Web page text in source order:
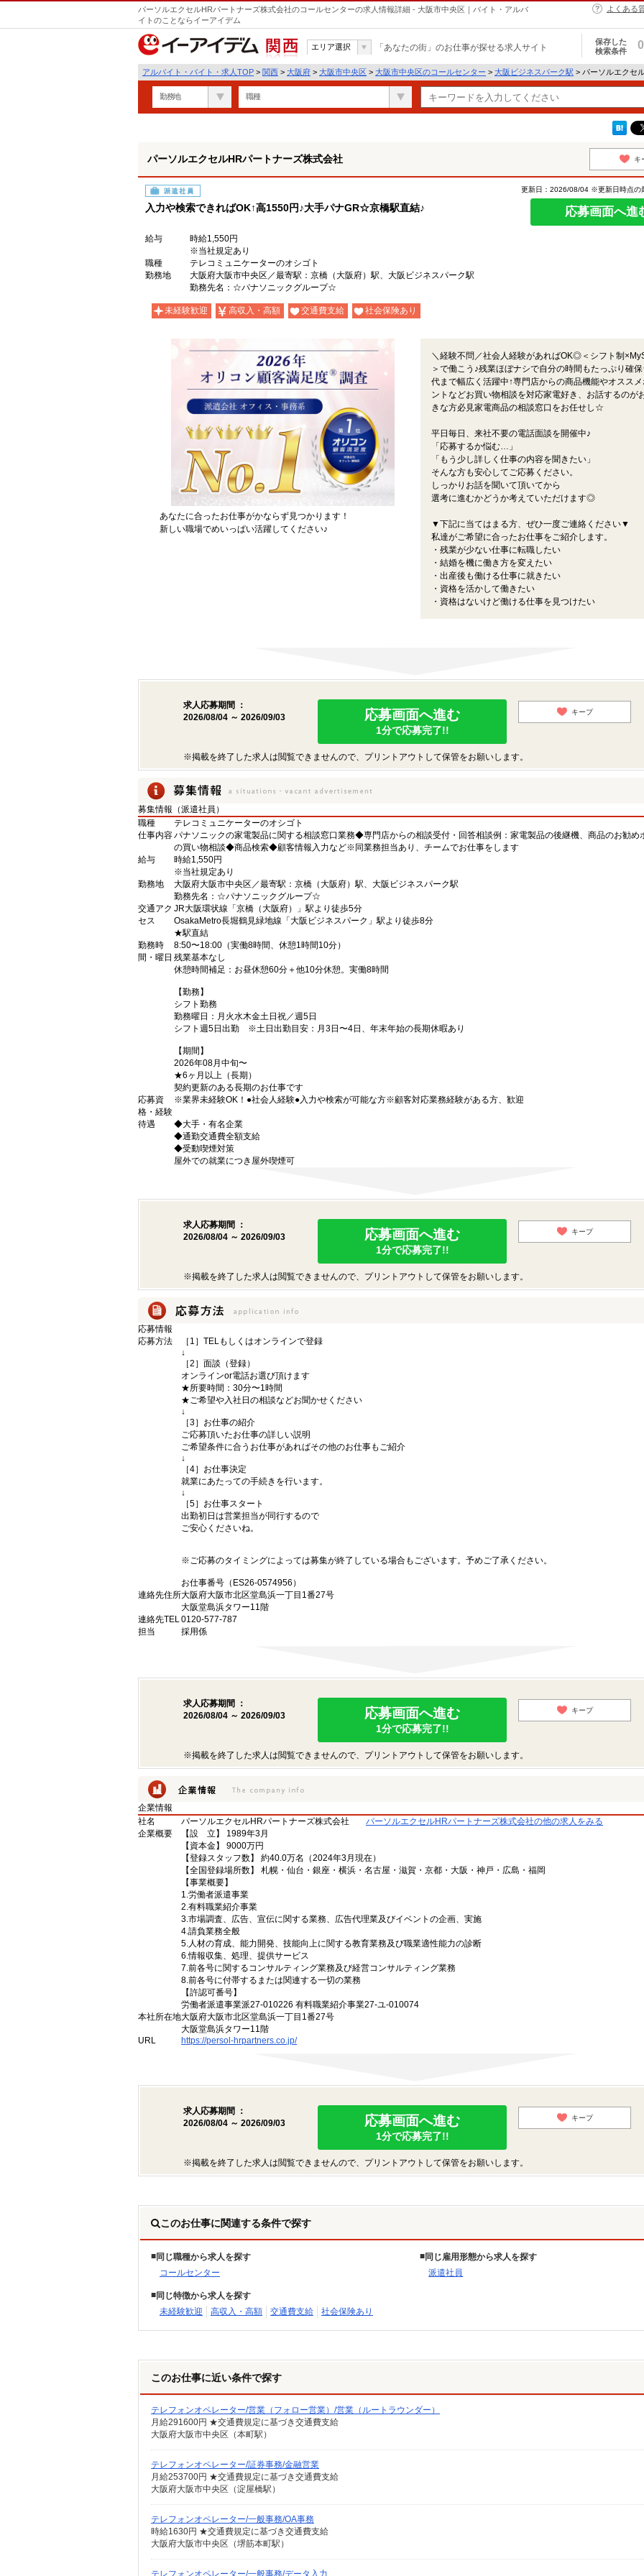
パーソルエクセルHRパートナーズ株式会社のコールセンターの求人情報詳細 - 大阪市中央区｜バイト・アルバ
イトのことならイーアイデム
よくある
関西
エリア選択 「あなたの街」のお仕事が探せる求人サイト
保存した
検索条件
0
アルバイト・バイト・求人TOP > 関西 > 大阪府 > 大阪市中央区 > 大阪市中央区のコールセンター > 大阪ビジネスパーク駅 > パーソルエクセ
勤務地 職種
パーソルエクセルHRパートナーズ株式会社 キ
派遣社員
入力や検索できればOK↑高1550円♪大手パナGR☆京橋駅直結♪
更新日：2026/08/04 ※更新日時点の
応募画面へ進
給与
時給1,550円
※当社規定あり
職種
テレコミュニケーターのオシゴト
勤務地
大阪府大阪市中央区／最寄駅：京橋（大阪府）駅、大阪ビジネスパーク駅
勤務先名：☆パナソニックグループ☆
未経験歓迎 高収入・高額 交通費支給 社会保険あり
あなたに合ったお仕事がかならず見つかります！
新しい職場でめいっぱい活躍してください♪
＼経験不問／社会人経験があればOK◎＜シフト制
＞で働こう♪残業ほぼナシで自分の時間もたっぷり確
代まで幅広く活躍中↑専門店からの商品機能やオススメ
ントなどお買い物相談を対応家電好き、お話するのが
きな方必見家電商品の相談窓口をお任せし☆
平日毎日、来社不要の電話面談を開催中♪
「応募するか悩む…」
「もう少し詳しく仕事の内容を聞きたい」
そんな方も安心してご応募ください。
しっかりお話を聞いて頂いてから
選考に進むかどうか考えていただけます◎
▼下記に当てはまる方、ぜひ一度ご連絡ください▼
私達がご希望に合ったお仕事をご紹介します。
・残業が少ない仕事に転職したい
・結婚を機に働き方を変えたい
・出産後も働ける仕事に就きたい
・資格を活かして働きたい
・資格はないけど働ける仕事を見つけたい
求人応募期間 ：
2026/08/04 ～ 2026/09/03
応募画面へ進む
1分で応募完了!!
キープ
※掲載を終了した求人は閲覧できませんので、プリントアウトして保管をお願いします。
募集情報（派遣社員）
職種
テレコミュニケーターのオシゴト
仕事内容パナソニックの家電製品に関する相談窓口業務◆専門店からの相談受付・回答相談例：家電製品の後継機、商品のお勧め
の買い物相談◆商品検索◆顧客情報入力など※同業務担当あり、チームでお仕事をします
給与
時給1,550円
※当社規定あり
勤務地
大阪府大阪市中央区／最寄駅：京橋（大阪府）駅、大阪ビジネスパーク駅
勤務先名：☆パナソニックグループ☆
交通アク
セス
JR大阪環状線「京橋（大阪府）」駅より徒歩5分
OsakaMetro長堀鶴見緑地線「大阪ビジネスパーク」駅より徒歩8分
★駅直結
勤務時
間・曜日
8:50〜18:00（実働8時間、休憩1時間10分）
残業基本なし
休憩時間補足：お昼休憩60分＋他10分休憩。実働8時間
【勤務】
シフト勤務
勤務曜日：月火水木金土日祝／週5日
シフト週5日出勤 ※土日出勤目安：月3日〜4日、年末年始の長期休暇あり
【期間】
2026年08月中旬〜
★6ヶ月以上（長期）
契約更新のある長期のお仕事です
応募資
格・経験
※業界未経験OK！●社会人経験●入力や検索が可能な方※顧客対応業務経験がある方、歓迎
待遇
◆大手・有名企業
◆通勤交通費全額支給
◆受動喫煙対策
屋外での就業につき屋外喫煙可
求人応募期間 ：
2026/08/04 ～ 2026/09/03
応募画面へ進む
1分で応募完了!!
キープ
※掲載を終了した求人は閲覧できませんので、プリントアウトして保管をお願いします。
応募情報
応募方法
［1］TELもしくはオンラインで登録
↓
［2］面談（登録）
オンラインor電話お選び頂けます
★所要時間：30分〜1時間
★ご希望や入社日の相談などお聞かせください
↓
［3］お仕事の紹介
ご応募頂いたお仕事の詳しい説明
ご希望条件に合うお仕事があればその他のお仕事もご紹介
↓
［4］お仕事決定
就業にあたっての手続きを行います。
↓
［5］お仕事スタート
出勤初日は営業担当が同行するので
ご安心くださいね。
※ご応募のタイミングによっては募集が終了している場合もございます。予めご了承ください。
お仕事番号（ES26-0574956）
連絡先住所大阪府大阪市北区堂島浜一丁目1番27号
大阪堂島浜タワー11階
連絡先TEL0120-577-787
担当
採用係
求人応募期間 ：
2026/08/04 ～ 2026/09/03
応募画面へ進む
1分で応募完了!!
キープ
※掲載を終了した求人は閲覧できませんので、プリントアウトして保管をお願いします。
企業情報
社名
パーソルエクセルHRパートナーズ株式会社
パーソルエクセルHRパートナーズ株式会社の他の求人をみる
企業概要
【設 立】 1989年3月
【資本金】 9000万円
【登録スタッフ数】 約40.0万名（2024年3月現在）
【全国登録場所数】 札幌・仙台・銀座・横浜・名古屋・滋賀・京都・大阪・神戸・広島・福岡
【事業概要】
1.労働者派遣事業
2.有料職業紹介事業
3.市場調査、広告、宣伝に関する業務、広告代理業及びイベントの企画、実施
4.請負業務全般
5.人材の育成、能力開発、技能向上に関する教育業務及び職業適性能力の診断
6.情報収集、処理、提供サービス
7.前各号に関するコンサルティング業務及び経営コンサルティング業務
8.前各号に付帯するまたは関連する一切の業務
【許認可番号】
労働者派遣事業派27-010226 有料職業紹介事業27-ユ-010074
本社所在地大阪府大阪市北区堂島浜一丁目1番27号
大阪堂島浜タワー11階
URL
https://persol-hrpartners.co.jp/
求人応募期間 ：
2026/08/04 ～ 2026/09/03
応募画面へ進む
1分で応募完了!!
キープ
※掲載を終了した求人は閲覧できませんので、プリントアウトして保管をお願いします。
このお仕事に関連する条件で探す
同じ職種から求人を探す
コールセンター
同じ雇用形態から求人を探す
派遣社員
同じ特徴から求人を探す
未経験歓迎
高収入・高額 交通費支給 社会保険あり
このお仕事に近い条件で探す
テレフォンオペレーター/営業（フォロー営業）/営業（ルートラウンダー）
月給291600円 ★交通費規定に基づき交通費支給
大阪府大阪市中央区（本町駅）
テレフォンオペレーター/証券事務/金融営業
月給253700円 ★交通費規定に基づき交通費支給
大阪府大阪市中央区（淀屋橋駅）
テレフォンオペレーター/一般事務/OA事務
時給1630円 ★交通費規定に基づき交通費支給
大阪府大阪市中央区（堺筋本町駅）
テレフォンオペレーター/一般事務/データ入力